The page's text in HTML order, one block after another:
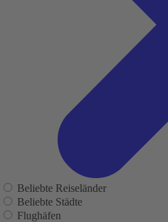
Beliebte Reiseländer
Beliebte Städte
Flughäfen